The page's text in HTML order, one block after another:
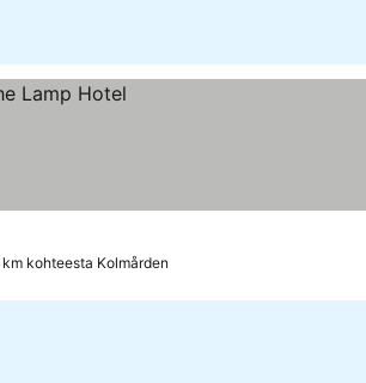
kohteesta Kolmården